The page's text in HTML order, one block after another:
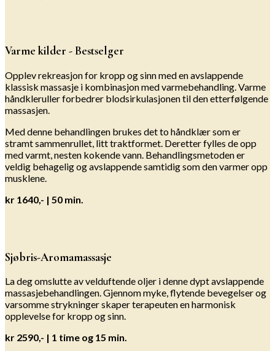
Varme kilder - Bestselger
Opplev rekreasjon for kropp og sinn med en avslappende
klassisk massasje i kombinasjon med varmebehandling. Varme
håndkleruller forbedrer blodsirkulasjonen til den etterfølgende
massasjen.
Med denne behandlingen brukes det to håndklær som er
stramt sammenrullet, litt traktformet. Deretter fylles de opp
med varmt, nesten kokende vann. Behandlingsmetoden er
veldig behagelig og avslappende samtidig som den varmer opp
musklene.
kr 1640,- | 50 min.
Sjøbris-Aromamassasje
La deg omslutte av velduftende oljer i denne dypt avslappende
massasjebehandlingen. Gjennom myke, flytende bevegelser og
varsomme strykninger skaper terapeuten en harmonisk
opplevelse for kropp og sinn.
kr 2590,- | 1 time og 15 min.